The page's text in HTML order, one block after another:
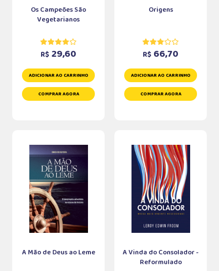
Os Campeões São
Vegetarianos
R$ 29,60
ADICIONAR AO CARRINHO
COMPRAR AGORA
Origens
R$ 66,70
ADICIONAR AO CARRINHO
COMPRAR AGORA
A Mão de Deus ao Leme
A Vinda do Consolador -
Reformulado